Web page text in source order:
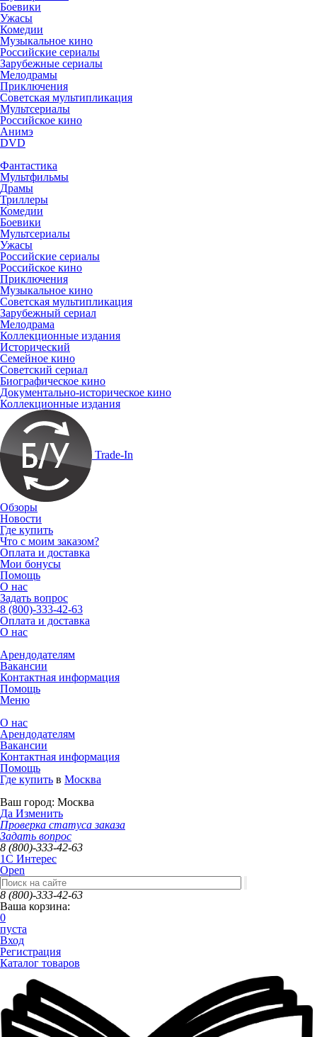
Боевики
Ужасы
Комедии
Музыкальное кино
Российские сериалы
Зарубежные сериалы
Мелодрамы
Приключения
Советская мультипликация
Мультсериалы
Российское кино
Анимэ
DVD
Фантастика
Мультфильмы
Драмы
Триллеры
Комедии
Боевики
Мультсериалы
Ужасы
Российские сериалы
Российское кино
Приключения
Музыкальное кино
Советская мультипликация
Зарубежный сериал
Мелодрама
Коллекционные издания
Исторический
Семейное кино
Советский сериал
Биографическое кино
Документально-историческое кино
Коллекционные издания
Trade-In
Обзоры
Новости
Где купить
Что с моим заказом?
Оплата и доставка
Мои бонусы
Помощь
О нас
Задать вопрос
8 (800)-333-42-63
Оплата и доставка
О нас
Арендодателям
Вакансии
Контактная информация
Помощь
Меню
О нас
Арендодателям
Вакансии
Контактная информация
Помощь
Где купить в Москва
Ваш город: Москва
Да Изменить
Проверка статуса заказа
Задать вопрос
8 (800)-333-42-63
1C Интерес
Open
8 (800)-333-42-63
Ваша корзина:
0
пуста
Вход
Регистрация
Каталог товаров